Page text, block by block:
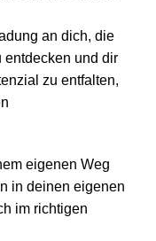
an dich, die
entdecken und dir
zu entfalten,
eigenen Weg
in deinen eigenen
im richtigen